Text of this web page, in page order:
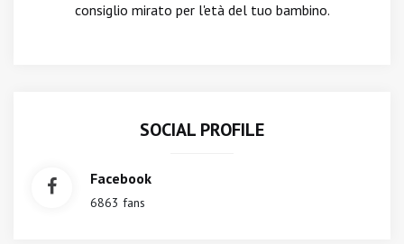
consiglio mirato per l'età del tuo bambino.
SOCIAL PROFILE
Facebook
6863 fans